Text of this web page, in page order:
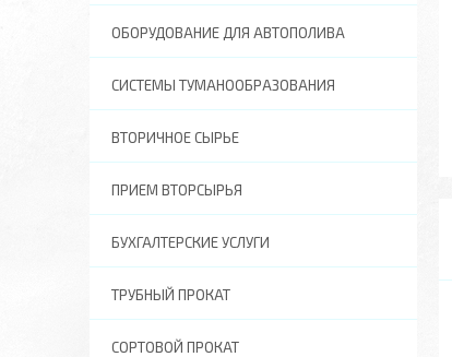
ОБОРУДОВАНИЕ ДЛЯ АВТОПОЛИВА
СИСТЕМЫ ТУМАНООБРАЗОВАНИЯ
ВТОРИЧНОЕ СЫРЬЕ
ПРИЕМ ВТОРСЫРЬЯ
БУХГАЛТЕРСКИЕ УСЛУГИ
ТРУБНЫЙ ПРОКАТ
СОРТОВОЙ ПРОКАТ